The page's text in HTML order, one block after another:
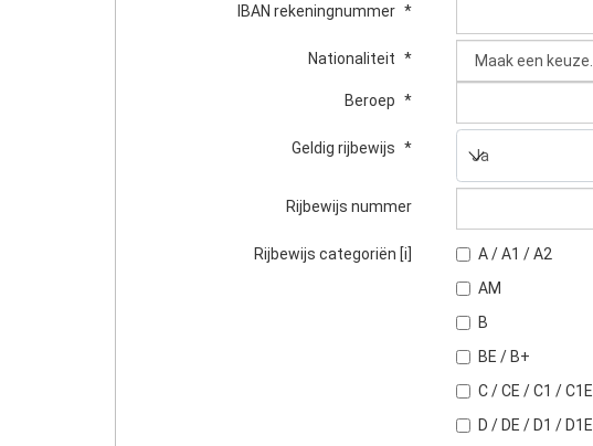
IBAN rekeningnummer *
Nationaliteit *
Beroep *
Geldig rijbewijs *
Rijbewijs nummer
Rijbewijs categoriën [i]
A / A1 / A2
AM
B
BE / B+
C / CE / C1 / C1E
D / DE / D1 / D1E